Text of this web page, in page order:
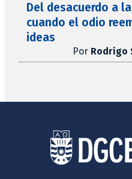
Del desacuerdo a
cuando el odio
ideas
Por Rodrigo